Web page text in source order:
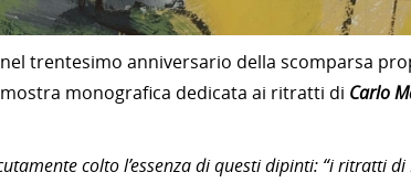
trentesimo anniversario della scomparsa
monografica dedicata ai ritratti di Carlo
colto l’essenza di questi dipinti: “i ritratti